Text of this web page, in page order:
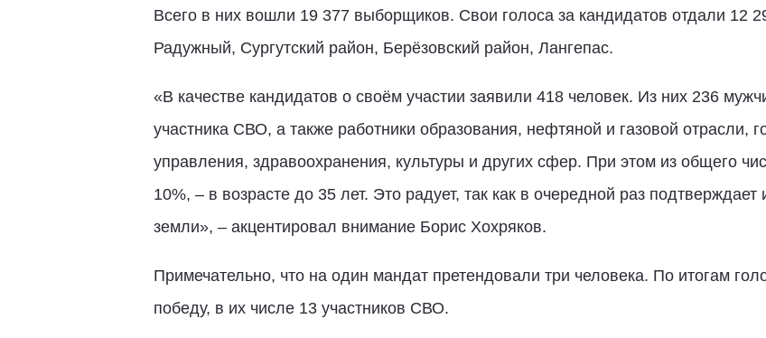
Всего в них вошли 19 377 выборщиков. Свои голоса за кандидатов отдали 12
Радужный, Сургутский район, Берёзовский район, Лангепас.
«В качестве кандидатов о своём участии заявили 418 человек. Из них 236
участника СВО, а также работники образования, нефтяной и газовой отрасли,
управления, здравоохранения, культуры и других сфер. При этом из общего
10%, – в возрасте до 35 лет. Это радует, так как в очередной раз
земли», – акцентировал внимание Борис Хохряков.
Примечательно, что на один мандат претендовали три человека. По итогам
победу, в их числе 13 участников СВО.